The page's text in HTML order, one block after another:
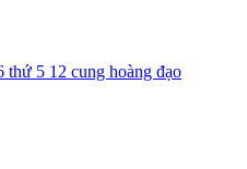
thứ 5 12 cung hoàng đạo